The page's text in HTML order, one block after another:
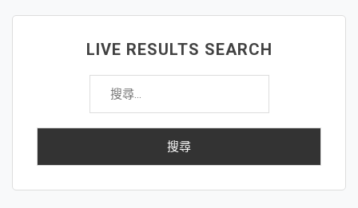
言
LIVE RESULTS SEARCH
搜
關